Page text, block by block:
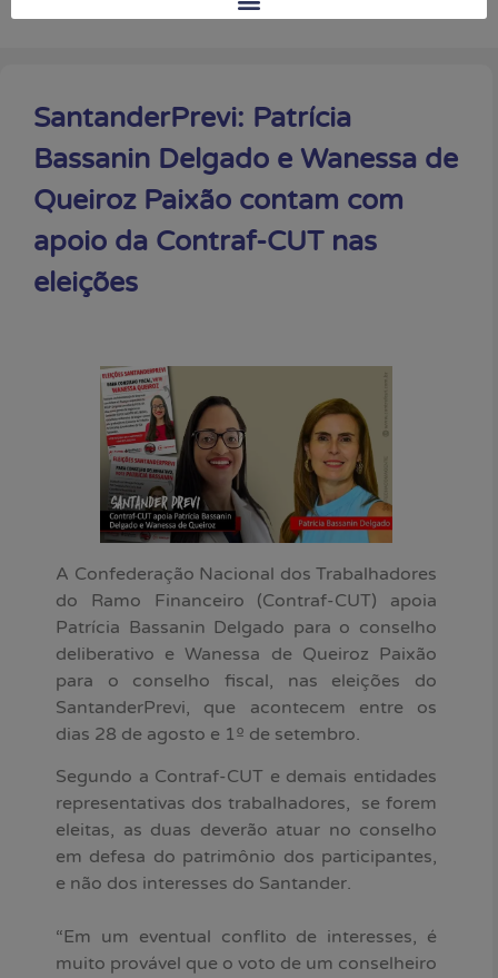
SantanderPrevi: Patrícia
Bassanin Delgado e Wanessa de
Queiroz Paixão contam com
apoio da Contraf-CUT nas
eleições
A Confederação Nacional dos Trabalhadores
do Ramo Financeiro (Contraf-CUT) apoia
Patrícia Bassanin Delgado para o conselho
deliberativo e Wanessa de Queiroz Paixão
para o conselho fiscal, nas eleições do
SantanderPrevi, que acontecem entre os
dias 28 de agosto e 1º de setembro.
Segundo a Contraf-CUT e demais entidades
representativas dos trabalhadores, se forem
eleitas, as duas deverão atuar no conselho
em defesa do patrimônio dos participantes,
e não dos interesses do Santander.
“Em um eventual conflito de interesses, é
muito provável que o voto de um conselheiro